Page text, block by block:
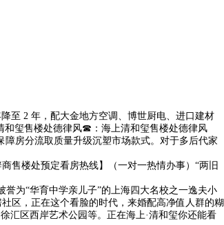
至 2 年，配大金地方空调、博世厨电、进口建材
和玺售楼处德律风☎：海上清和玺售楼处德律风
房分流取质量升级沉塑市场款式。对于多后代家
楼处预定看房热线】（一对一热情办事）“两旧
为“华育中学亲儿子”的上海四大名校之一逸夫小
区，正在这个看脸的时代，来婚配高净值人群的糊
汇区西岸艺术公园等。正在海上·清和玺你还能看